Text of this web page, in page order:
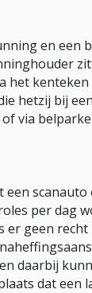
en een
kenteken
hetzij bij
via
een
per dag
geen
daarbij
dat een